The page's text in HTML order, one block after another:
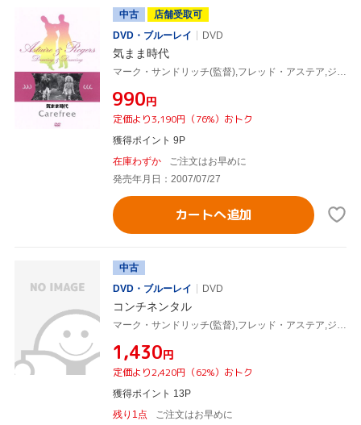
中古
店舗受取可
DVD・ブルーレイ
DVD
気まま時代
¥990円
定価より3,190円（76%）おトク
獲得ポイント 9P
在庫わずか
ご注文はお早めに
発売年月日：2007/07/27
カートへ追加
中古
DVD・ブルーレイ
DVD
コンチネンタル
¥1,430円
定価より2,420円（62%）おトク
獲得ポイント 13P
残り1点
ご注文はお早めに